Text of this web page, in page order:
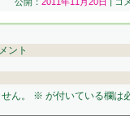
ント
ん。
※ が付いている欄は